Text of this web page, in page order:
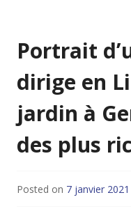
Portrait
dirige en
jardin à
des plus
Posted on 7 janvier 2021